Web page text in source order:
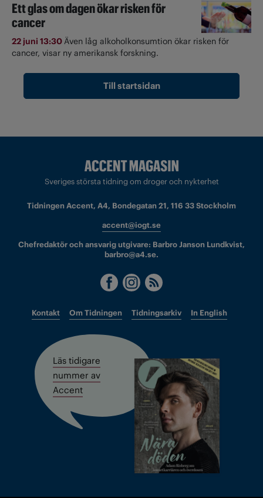
Ett glas om dagen ökar risken för
cancer
22 juni 13:30Även låg alkoholkonsumtion ökar risken för
cancer, visar ny amerikansk forskning.
Till startsidan
Sveriges största tidning om droger och nykterhet
Tidningen Accent, A4, Bondegatan 21, 116 33 Stockholm
accent@iogt.se
Chefredaktör och ansvarig utgivare: Barbro Janson Lundkvist,
barbro@a4.se.
Kontakt Om Tidningen Tidningsarkiv In English
Läs tidigare
nummer av
Accent